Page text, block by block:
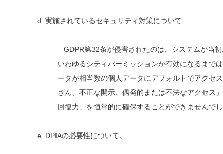
d. 実施されているセキュリティ対策について
– GDPR第32条が侵害されたのは、システムが当
いわゆるシティパーミッションが有効になるまで
ータが相当数の個人データにデフォルトでアクセ
ざん、不正な開示、偶発的または不法なアクセス
回復力」を恒常的に確保することができませんでし
e. DPIAの必要性について。